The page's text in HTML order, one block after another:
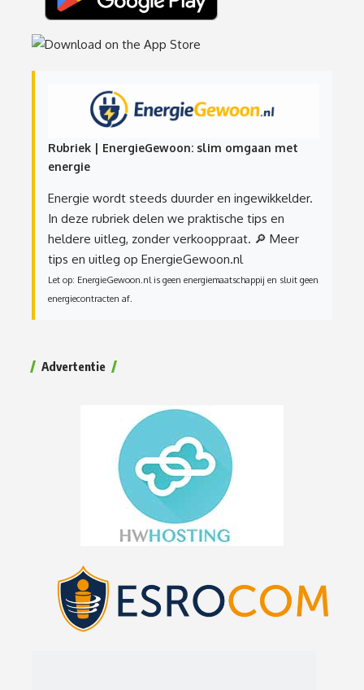
Rubriek | EnergieGewoon: slim omgaan met
energie
Energie wordt steeds duurder en ingewikkelder.
In deze rubriek delen we praktische tips en
heldere uitleg, zonder verkooppraat. 🔎 Meer
tips en uitleg op EnergieGewoon.nl
Let op: EnergieGewoon.nl is geen energiemaatschappij en sluit geen
energiecontracten af.
Advertentie